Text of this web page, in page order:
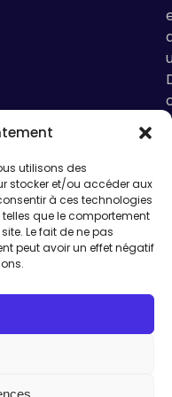
utilisons des
stocker et/ou accéder aux
à ces technologies
que le comportement
Le fait de ne pas
peut avoir un effet négatif